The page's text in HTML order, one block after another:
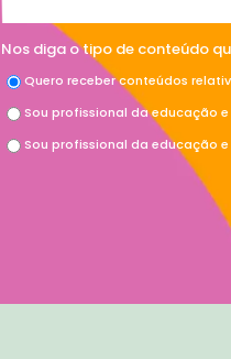
Nos diga o tipo de conteúdo
Quero receber conteúdos
Sou profissional da educação
Sou profissional da educação